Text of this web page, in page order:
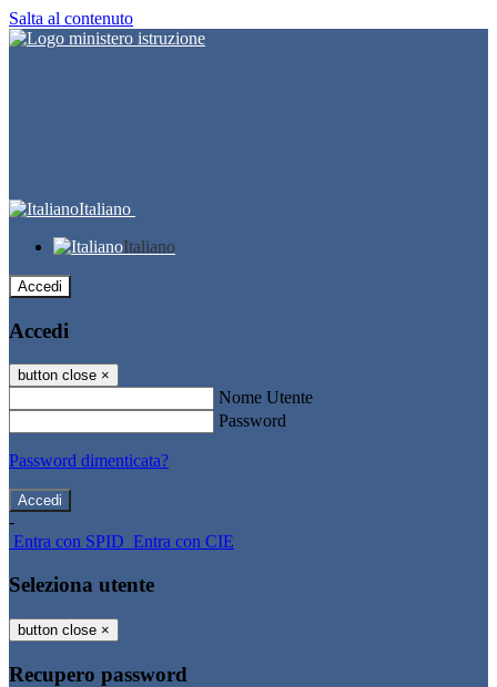
Salta al contenuto
Italiano
Italiano
Accedi
Accedi
button close ×
Nome Utente
Password
Password dimenticata?
-
Entra con SPID Entra con CIE
Seleziona utente
button close ×
Recupero password